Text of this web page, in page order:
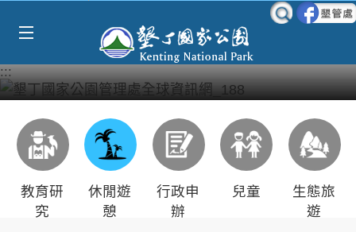
:::
教育研
究
休閒遊
憩
行政申
辦
兒童
生態旅
遊